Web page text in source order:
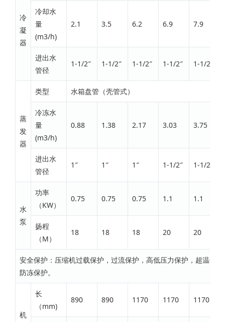
冷
凝
器
冷却水
量
(m3/h)
2.1 3.5 6.2 6.9 7.9
进出水
管径
1-1/2″ 1-1/2″ 1-1/2″ 1-1/2″ 1-1/2″
蒸
发
器
类型 水箱盘管（壳管式）
冷冻水
量
(m3/h)
0.88 1.38 2.17 3.03 3.75
进出水
管径
1″ 1″ 1″ 1-1/2″ 1-1/2″
水
泵
功率
（KW）
0.75 0.75 0.75 1.1 1.1
扬程
（M）
18 18 18 20 20
安全保护：压缩机过载保护，过流保护，高低压力保护，超温保
防冻保护。
机
长
（mm)
890 890 1170 1170 1170